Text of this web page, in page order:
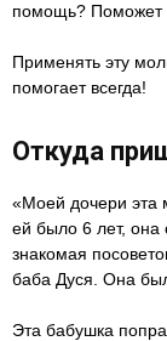
помощь? Поможет
Применять эту
помогает всегда!
Откуда
«Моей дочери эта
ей было 6 лет, она
знакомая
баба Дуся. Она
Эта бабушка